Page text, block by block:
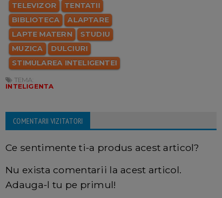
TELEVIZOR
TENTATII
BIBLIOTECA
ALAPTARE
LAPTE MATERN
STUDIU
MUZICA
DULCIURI
STIMULAREA INTELIGENTEI
TEMA:
INTELIGENTA
COMENTARII VIZITATORI
Ce sentimente ti-a produs acest articol?
Nu exista comentarii la acest articol.
Adauga-l tu pe primul!